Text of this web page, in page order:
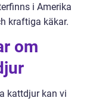
i Amerika
kraftiga käkar.
om
kattdjur kan vi